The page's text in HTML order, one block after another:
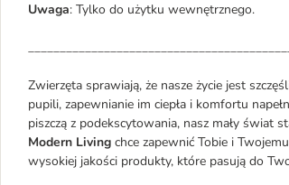
Uwaga: Tylko do użytku wewnętrznego.
Zwierzęta sprawiają, że nasze życie jest
pupili, zapewnianie im ciepła i komfortu
piszczą z podekscytowania, nasz mały świat
Modern Living chce zapewnić Tobie i
wysokiej jakości produkty, które pasują do